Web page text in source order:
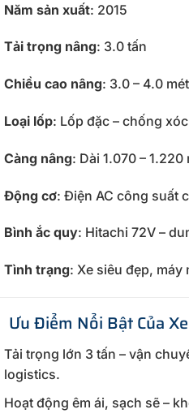
Năm sản xuất: 2015
Tải trọng nâng: 3.0 tấn
Chiều cao nâng: 3.0 – 4.0
Loại lốp: Lốp đặc – chống
Càng nâng: Dài 1.070 –
Động cơ: Điện AC công suất
Bình ắc quy: Hitachi 72V –
Tình trạng: Xe siêu đẹp,
Ưu Điểm Nổi Bật Của
Tải trọng lớn 3 tấn – vận
logistics.
Hoạt động êm ái, sạch sẽ –